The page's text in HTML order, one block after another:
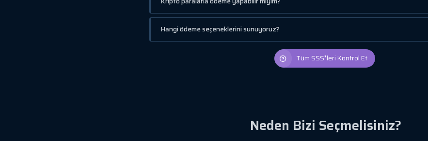
Hangi ödeme seçeneklerini sunuyoruz?
Tüm SSS❜leri Kontrol Et
Neden Bizi Seçmelisiniz?